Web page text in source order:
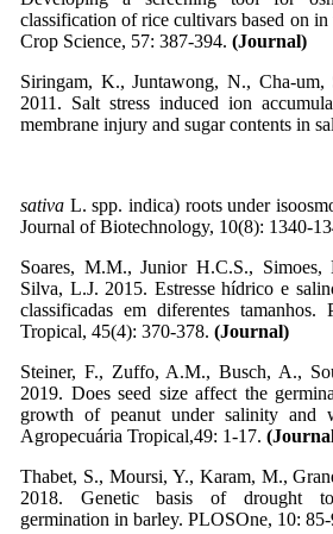
classification of rice cultivars based on
Crop Science, 57: 387-394. (Journal)
Siringam, K., Juntawong, N., Cha-um,
2011. Salt stress induced ion
membrane injury and sugar contents in
sativa L. spp. indica) roots under
Journal of Biotechnology, 10(8): 1340-
Soares, M.M., Junior H.C.S.,
Silva, L.J. 2015. Estresse hídrico e
classificadas em diferentes tamanhos.
Tropical, 45(4): 370-378. (Journal)
Steiner, F., Zuffo, A.M., Busch, A.,
2019. Does seed size affect the
growth of peanut under salinity and
Agropecuária Tropical,49: 1-17.
Thabet, S., Moursi, Y., Karam, M.,
2018. Genetic basis of drought
germination in barley. PLOSOne, 10: 85-